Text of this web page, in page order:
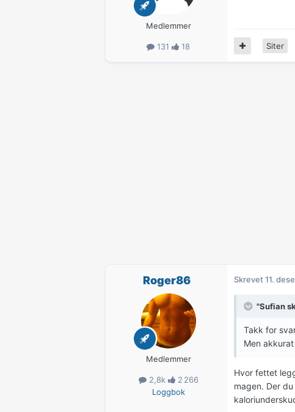
Medlemmer
131 18 Siter
Roger86
Medlemmer
2,8k
2 266
Loggbok
Skrevet11.
"Sufian
Takk for
Men
Hvor fettet
magen. Der